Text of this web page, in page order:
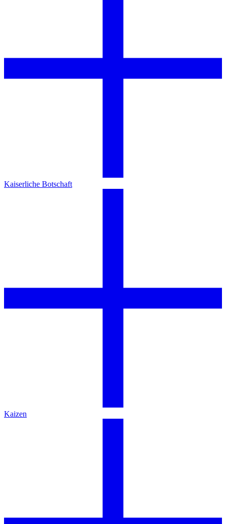
Kaiserliche Botschaft
Kaizen